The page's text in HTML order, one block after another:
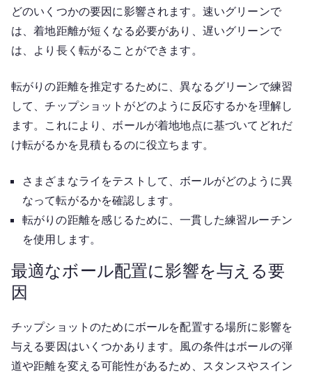
どのいくつかの要因に影響されます。速いグリーンで
は、着地距離が短くなる必要があり、遅いグリーンで
は、より長く転がることができます。
転がりの距離を推定するために、異なるグリーンで練習
して、チップショットがどのように反応するかを理解し
ます。これにより、ボールが着地地点に基づいてどれだ
け転がるかを見積もるのに役立ちます。
さまざまなライをテストして、ボールがどのように異
なって転がるかを確認します。
転がりの距離を感じるために、一貫した練習ルーチン
を使用します。
最適なボール配置に影響を与える要
因
チップショットのためにボールを配置する場所に影響を
与える要因はいくつかあります。風の条件はボールの弾
道や距離を変える可能性があるため、スタンスやスイン